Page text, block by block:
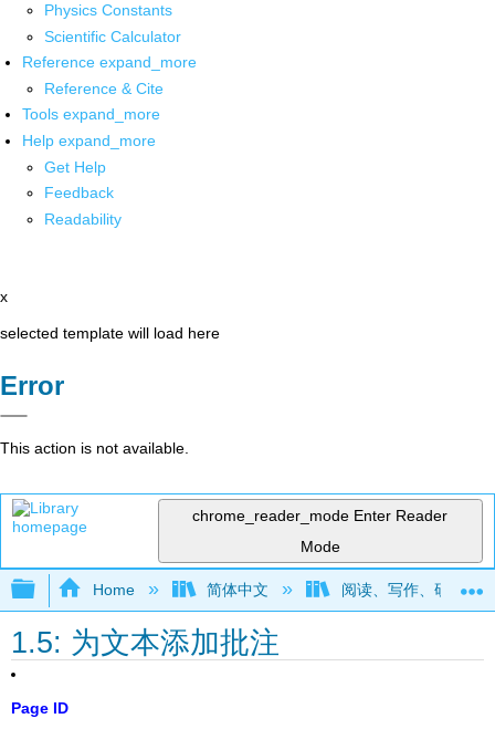
Physics Constants
Scientific Calculator
Reference expand_more
Reference & Cite
Tools expand_more
Help expand_more
Get Help
Feedback
Readability
x
selected template will load here
Error
This action is not available.
chrome_reader_mode Enter Reader
Mode
Expand/collapse global hierarchy
Home 简体中文 阅读、写作、研究和
1.5: 为文本添加批注
Page ID